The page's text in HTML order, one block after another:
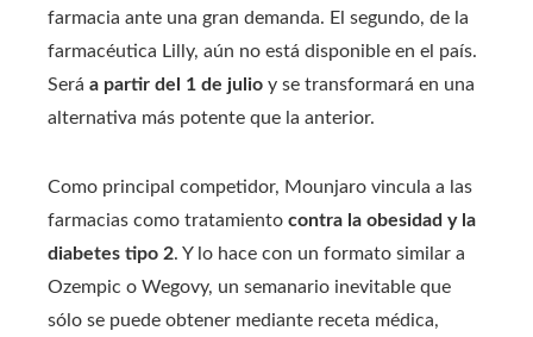
farmacia ante una gran demanda. El segundo, de la
farmacéutica Lilly, aún no está disponible en el país.
Será a partir del 1 de julio y se transformará en una
alternativa más potente que la anterior.
Como principal competidor, Mounjaro vincula a las
farmacias como tratamiento contra la obesidad y la
diabetes tipo 2. Y lo hace con un formato similar a
Ozempic o Wegovy, un semanario inevitable que
sólo se puede obtener mediante receta médica,